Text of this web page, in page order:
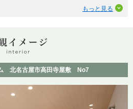
間取り等の情報と現況に相違がある場合
エネルギー消費量等級６）
上）
りません。
ご希望されるお客様は事前にご連絡頂けま
。
おります。
もっと見る
北名古屋市高田寺屋敷 No7